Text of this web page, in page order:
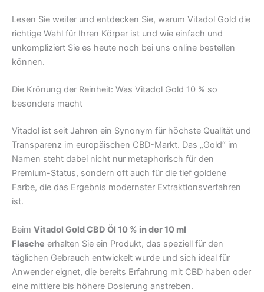
Lesen Sie weiter und entdecken Sie, warum Vitadol Gold die
richtige Wahl für Ihren Körper ist und wie einfach und
unkompliziert Sie es heute noch bei uns online bestellen
können.
Die Krönung der Reinheit: Was Vitadol Gold 10 % so
besonders macht
Vitadol ist seit Jahren ein Synonym für höchste Qualität und
Transparenz im europäischen CBD-Markt. Das „Gold“ im
Namen steht dabei nicht nur metaphorisch für den
Premium-Status, sondern oft auch für die tief goldene
Farbe, die das Ergebnis modernster Extraktionsverfahren
ist.
Beim Vitadol Gold CBD Öl 10 % in der 10 ml
Flasche erhalten Sie ein Produkt, das speziell für den
täglichen Gebrauch entwickelt wurde und sich ideal für
Anwender eignet, die bereits Erfahrung mit CBD haben oder
eine mittlere bis höhere Dosierung anstreben.